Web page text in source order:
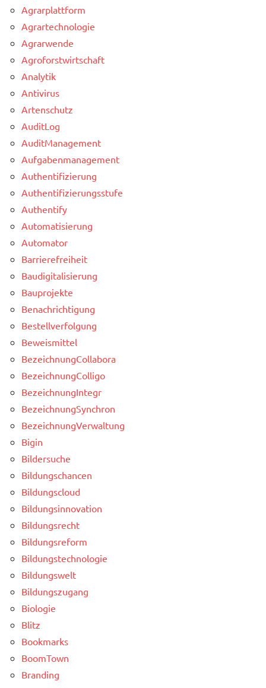
Agrarplattform
Agrartechnologie
Agrarwende
Agroforstwirtschaft
Analytik
Antivirus
Artenschutz
AuditLog
AuditManagement
Aufgabenmanagement
Authentifizierung
Authentifizierungsstufe
Authentify
Automatisierung
Automator
Barrierefreiheit
Baudigitalisierung
Bauprojekte
Benachrichtigung
Bestellverfolgung
Beweismittel
BezeichnungCollabora
BezeichnungColligo
BezeichnungIntegr
BezeichnungSynchron
BezeichnungVerwaltung
Bigin
Bildersuche
Bildungschancen
Bildungscloud
Bildungsinnovation
Bildungsrecht
Bildungsreform
Bildungstechnologie
Bildungswelt
Bildungszugang
Biologie
Blitz
Bookmarks
BoomTown
Branding